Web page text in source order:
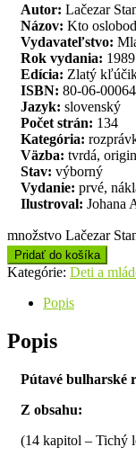
Autor: Lačezar
Názov: Kto
Vydavateľstvo:
Rok vydania: 1989
Edícia: Zlatý
ISBN: 80-06-
Jazyk: slovenský
Počet strán: 134
Kategória:
Väzba: tvrdá,
Stav: výborný
Vydanie: prvé,
Ilustroval: Johana
množstvo Lačezar
Pridať do košíka
Kategórie: Deti a
Popis
Popis
Pútavé bulharské
Z obsahu:
(14 kapitol – Tichý